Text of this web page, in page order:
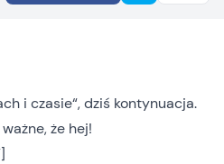
i czasie“, dziś kontynuacja.
że hej!